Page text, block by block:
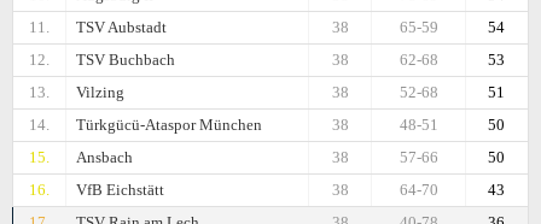
11.
TSV Aubstadt 54
65-59
38
12.
TSV Buchbach 53
62-68
38
13.
Vilzing 51
52-68
38
14.
Türkgücü-Ataspor München 50
48-51
38
15.
Ansbach 50
57-66
38
16.
VfB Eichstätt 43
64-70
38